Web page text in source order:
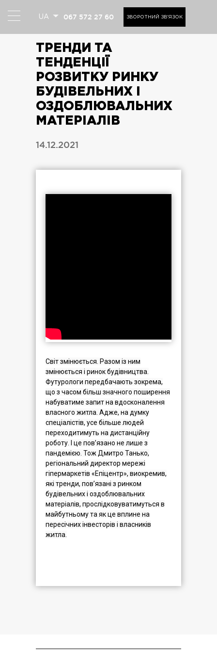
UA 067 572 27 60 ЗВОРОТНИЙ ЗВ'ЯЗОК
ТРЕНДИ ТА
ТЕНДЕНЦІЇ
РОЗВИТКУ РИНКУ
БУДІВЕЛЬНИХ І
ОЗДОБЛЮВАЛЬНИХ
МАТЕРІАЛІВ
14.12.2021
Світ змінюється. Разом із ним
змінюється і ринок будівництва.
Футурологи передбачають зокрема,
що з часом більш значного поширення
набуватиме запит на вдосконалення
власного житла. Адже, на думку
спеціалістів, усе більше людей
переходитимуть на дистанційну
роботу. І це пов’язано не лише з
пандемією. Тож Дмитро Танько,
регіональний директор мережі
гіпермаркетів «Епіцентр», виокремив,
які тренди, пов’язані з ринком
будівельних і оздоблювальних
матеріалів, прослідковуватимуться в
майбутньому та як це вплине на
пересічних інвесторів і власників
житла.